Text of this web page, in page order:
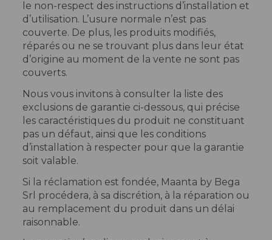
le non-respect des instructions d’installation et
d’utilisation. L’usure normale n’est pas
couverte. De plus, les produits modifiés,
réparés ou ne se trouvant plus dans leur état
d’origine au moment de la vente ne sont pas
couverts.
Nous vous invitons à consulter la liste des
exclusions de garantie ci-dessous, qui précise
les caractéristiques du produit ne constituant
pas un défaut, ainsi que les conditions
d’installation à respecter pour que la garantie
soit valable.
Si la réclamation est fondée, Maanta by Bega
Srl procédera, à sa discrétion, à la réparation ou
au remplacement du produit dans un délai
raisonnable.